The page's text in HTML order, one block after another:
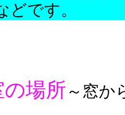
どです。
の場所～窓か